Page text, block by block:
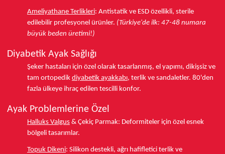
Ameliyathane Terlikleri: Antistatik ve ESD özellikli, sterile
edilebilir profesyonel ürünler. (Türkiye'de ilk: 47-48 numara
büyük beden üretimi!)
Diyabetik Ayak Sağlığı
Şeker hastaları için özel olarak tasarlanmış, el yapımı, dikişsiz ve
tam ortopedik diyabetik ayakkabı, terlik ve sandaletler. 80'den
fazla ülkeye ihraç edilen tescilli konfor.
Ayak Problemlerine Özel
Halluks Valgus & Çekiç Parmak: Deformiteler için özel esnek
bölgeli tasarımlar.
Topuk Dikeni: Silikon destekli, ağrı hafifletici terlik ve